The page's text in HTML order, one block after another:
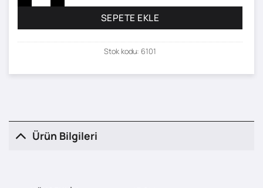
SEPETE EKLE
Stok kodu: 6101
Ürün Bilgileri